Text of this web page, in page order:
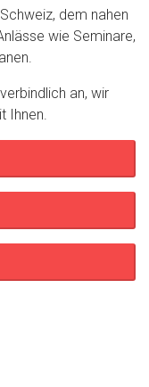
dem nahen
wie Seminare,
an, wir
Ihnen.